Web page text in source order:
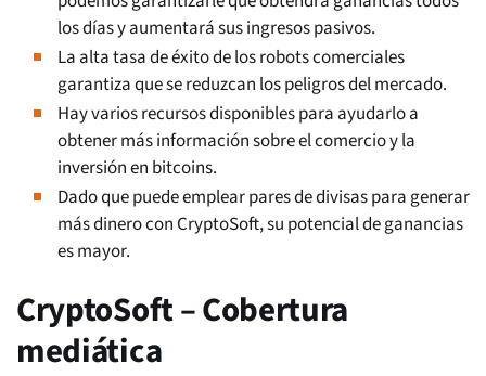
los días y aumentará sus ingresos pasivos.
La alta tasa de éxito de los robots comerciales
garantiza que se reduzcan los peligros del mercado.
Hay varios recursos disponibles para ayudarlo a
obtener más información sobre el comercio y la
inversión en bitcoins.
Dado que puede emplear pares de divisas para generar
más dinero con CryptoSoft, su potencial de ganancias
es mayor.
CryptoSoft – Cobertura
mediática